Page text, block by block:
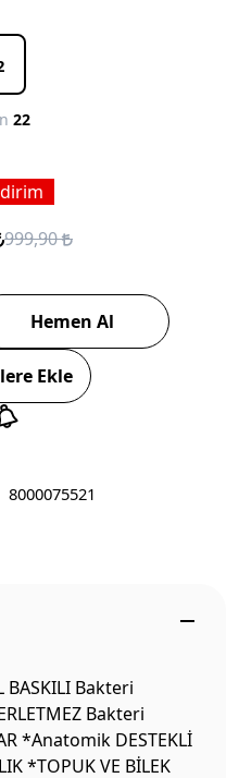
22
999,90
Hemen Al
Ekle
8000075521
BASKILI Bakteri
Bakteri
*Anatomik DESTEKLİ
*TOPUK VE BİLEK